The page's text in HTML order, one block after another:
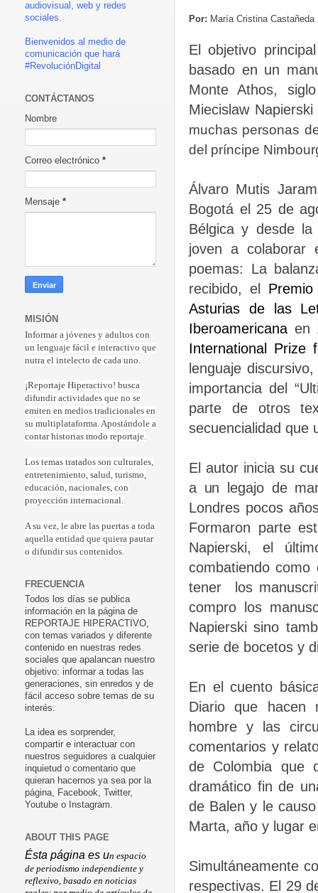
Por: María Cristina Castañeda
El objetivo
basado en un
Monte Athos,
Miecislaw Napierski
muchas personas
del príncipe
Álvaro Mutis
Bogotá el 25 de
Bélgica y desde
joven a colaborar
poemas: La
recibido, el
Asturias de las
Iberoamericana en
International Prize
lenguaje
importancia del
parte de otros
secuencialidad que
El autor inicia su
a un legajo de
Londres pocos
Formaron parte
Napierski, el
combatiendo
tener los
compro los
Napierski sino
serie de bocetos y
En el cuento
Diario que hacen
hombre y las
comentarios y
de Colombia que
dramático fin de
de Balen y le
Marta, año y lugar
Simultáneamente
respectivas. El 29
audiovisual, web y redes
sociales.
Bienvenidos al medio de
comunicación que hará
#RevoluciónDigital
CONTÁCTANOS
Nombre
Correo electrónico *
Mensaje *
MISIÓN
Informar a jóvenes y adultos con
un lenguaje fácil e interactivo que
nutra el intelecto de cada uno.
¡Reportaje Hiperactivo! busca
difundir actividades que no se
emiten en medios tradicionales en
su multiplataforma. Apostándole a
contar historias modo reportaje.
Los temas tratados son culturales,
entretenimiento, salud, turismo,
educación, nacionales, con
proyección internacional.
A su vez, le abre las puertas a toda
aquella entidad que quiera pautar
o difundir sus contenidos.
FRECUENCIA
Todos los días se publica
información en la página de
REPORTAJE HIPERACTIVO,
con temas variados y diferente
contenido en nuestras redes
sociales que apalancan nuestro
objetivo: informar a todas las
generaciones, sin enredos y de
fácil acceso sobre temas de su
interés.
La idea es sorprender,
compartir e interactuar con
nuestros seguidores a cualquier
inquietud o comentario que
quieran hacernos ya sea por la
página, Facebook, Twitter,
Youtube o Instagram.
ABOUT THIS PAGE
Ésta página es un espacio
de periodismo independiente y
reflexivo, basado en noticias